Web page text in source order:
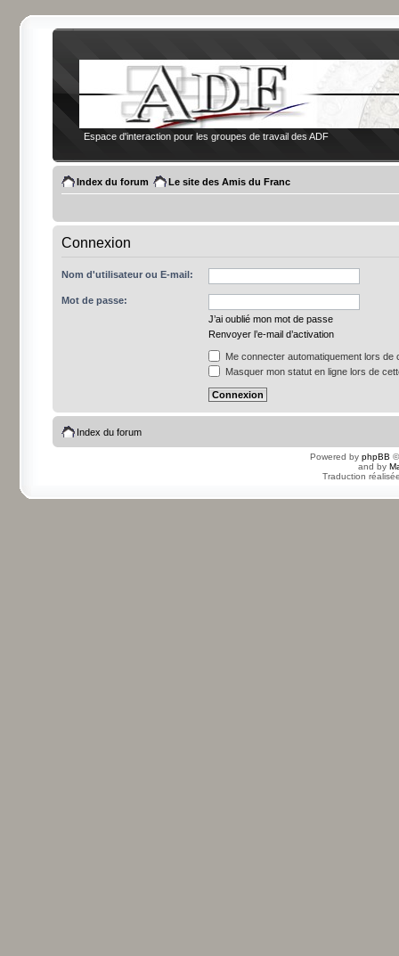
Espace d'interaction pour les groupes de travail des ADF
Index du forum Le site des Amis du Franc
Connexion
Nom d'utilisateur ou E-mail:
Mot de passe:
J’ai oublié mon mot de passe
Renvoyer l’e-mail d’activation
Me connecter automatiquement lors de
Masquer mon statut en ligne lors de
Index du forum
Powered by phpBB
and by
Traduction